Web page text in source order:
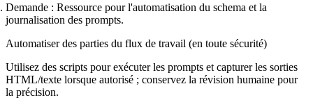
Demande : Ressource pour l'automatisation du schema et la
journalisation des prompts.
Automatiser des parties du flux de travail (en toute sécurité)
Utilisez des scripts pour exécuter les prompts et capturer les sorties
HTML/texte lorsque autorisé ; conservez la révision humaine pour
la précision.